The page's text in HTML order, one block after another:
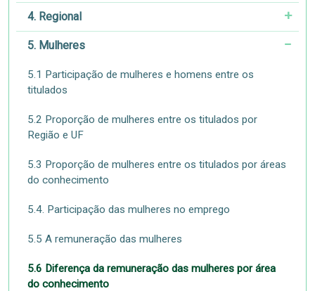
4. Regional
5. Mulheres
5.1 Participação de mulheres e homens entre os
titulados
5.2 Proporção de mulheres entre os titulados por
Região e UF
5.3 Proporção de mulheres entre os titulados por áreas
do conhecimento
5.4. Participação das mulheres no emprego
5.5 A remuneração das mulheres
5.6 Diferença da remuneração das mulheres por área
do conhecimento